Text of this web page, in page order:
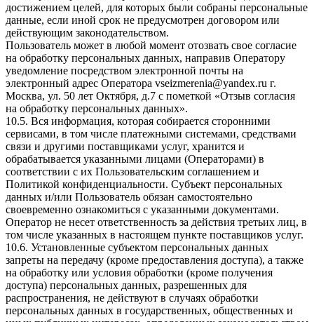
достижением целей, для которых были собраны персональные
данные, если иной срок не предусмотрен договором или
действующим законодательством.
Пользователь может в любой момент отозвать свое согласие
на обработку персональных данных, направив Оператору
уведомление посредством электронной почты на
электронный адрес Оператора vseizmerenia@yandex.ru г.
Москва, ул. 50 лет Октября, д.7 с пометкой «Отзыв согласия
на обработку персональных данных».
10.5. Вся информация, которая собирается сторонними
сервисами, в том числе платежными системами, средствами
связи и другими поставщиками услуг, хранится и
обрабатывается указанными лицами (Операторами) в
соответствии с их Пользовательским соглашением и
Политикой конфиденциальности. Субъект персональных
данных и/или Пользователь обязан самостоятельно
своевременно ознакомиться с указанными документами.
Оператор не несет ответственность за действия третьих лиц, в
том числе указанных в настоящем пункте поставщиков услуг.
10.6. Установленные субъектом персональных данных
запреты на передачу (кроме предоставления доступа), а также
на обработку или условия обработки (кроме получения
доступа) персональных данных, разрешенных для
распространения, не действуют в случаях обработки
персональных данных в государственных, общественных и